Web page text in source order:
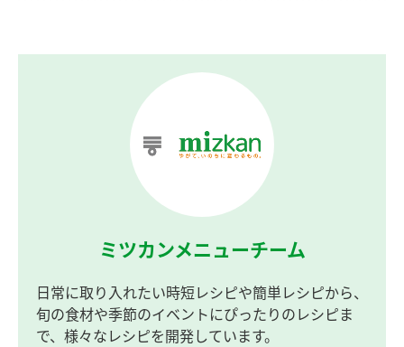
ミツカンメニューチーム
日常に取り入れたい時短レシピや簡単レシピから、
旬の食材や季節のイベントにぴったりのレシピま
で、様々なレシピを開発しています。